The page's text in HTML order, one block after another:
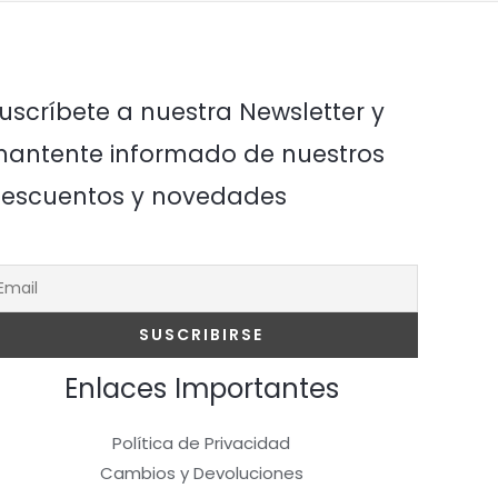
a nuestra Newsletter y
informado de nuestros
y novedades
Enlaces Importantes
Política de Privacidad
Cambios y Devoluciones